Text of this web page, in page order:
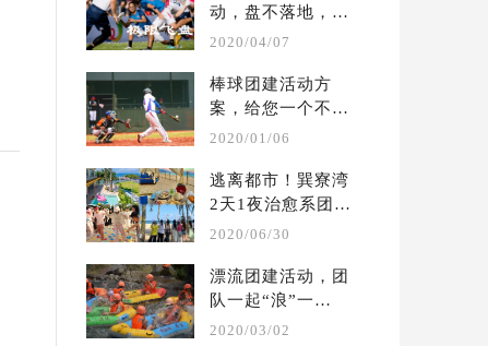
动，盘不落地，永
不放弃  | 户外团建
2020/04/07
棒球团建活动方
案，给您一个不一
样的体验  |  户外
2020/01/06
逃离都市！巽寮湾
2天1夜治愈系团建
攻略?别墅轰趴保
2020/06/30
漂流团建活动，团
队一起“浪”一
起“嗨” ！ | 夏季
2020/03/02